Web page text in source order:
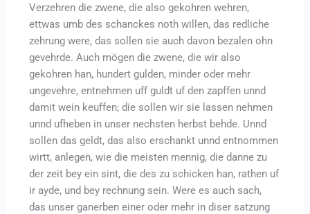
Verzehren die zwene, die also gekohren wehren,
ettwas umb des schanckes noth willen, das redliche
zehrung were, das sollen sie auch davon bezalen ohn
gevehrde. Auch mögen die zwene, die wir also
gekohren han, hundert gulden, minder oder mehr
ungevehre, entnehmen uff guldt uf den zapffen unnd
damit wein keuffen; die sollen wir sie lassen nehmen
unnd ufheben in unser nechsten herbst behde. Unnd
sollen das geldt, das also erschankt unnd entnommen
wirtt, anlegen, wie die meisten mennig, die danne zu
der zeit bey ein sint, die des zu schicken han, rathen uf
ir ayde, und bey rechnung sein. Were es auch sach,
das unser ganerben einer oder mehr in diser satzung